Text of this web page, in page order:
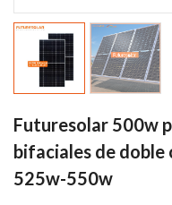
Futuresolar 500w
bifaciales de doble
525w-550w